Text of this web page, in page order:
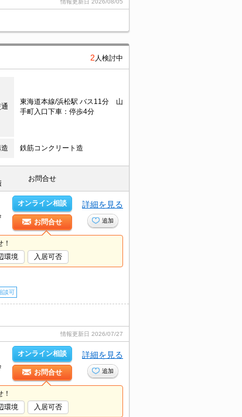
情報更新日 2026/08/05
2 人検討中
東海道本線/浜松駅 バス11分 山
手町入口下車：停歩4分
鉄筋コンクリート造
お問合せ
オンライン相談
お問合せ
詳細を見る
追加
環境 入居可否
談可
情報更新日 2026/07/27
オンライン相談
お問合せ
詳細を見る
追加
環境 入居可否